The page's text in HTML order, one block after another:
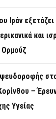
Ιράν
και
–
Υγείας